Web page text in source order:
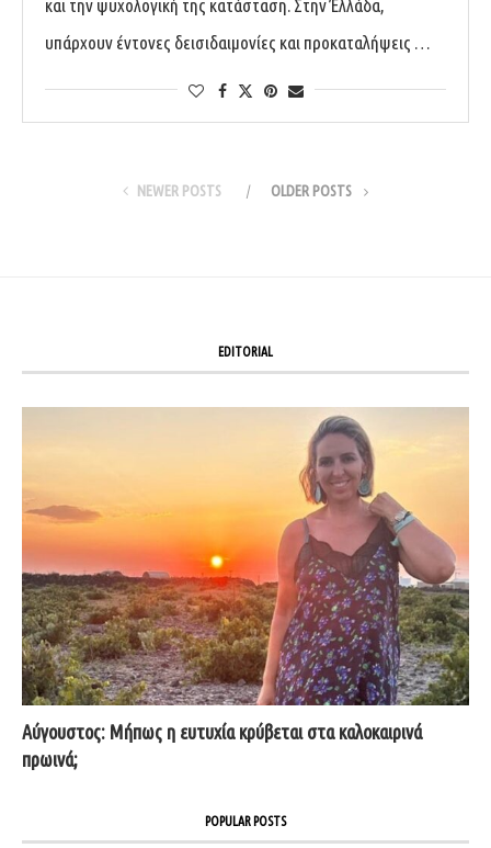
και την ψυχολογική της κατάσταση. Στην Έλλάδα,
υπάρχουν έντονες δεισιδαιμονίες και προκαταλήψεις …
NEWER POSTS OLDER POSTS
EDITORIAL
Αύγουστος: Μήπως η ευτυχία κρύβεται στα καλοκαιρινά
πρωινά;
POPULAR POSTS